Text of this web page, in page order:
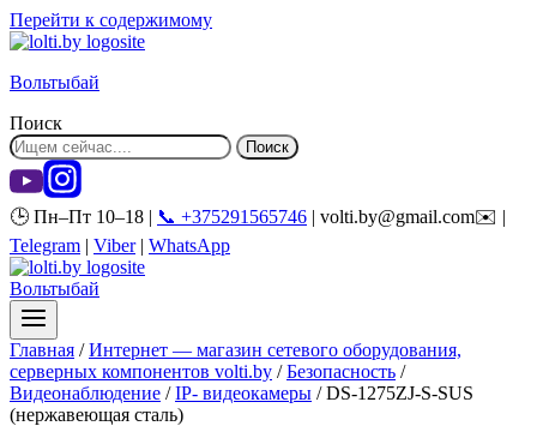
Перейти к содержимому
Вольтыбай
Поиск
Поиск
🕒 Пн–Пт 10–18 | 📞 +375291565746 | volti.by@gmail.com✉️ |
Telegram | Viber| WhatsApp
Вольтыбай
Главная / Интернет — магазин сетевого оборудования,
серверных компонентов volti.by / Безопасность /
Видеонаблюдение / IP- видеокамеры / DS-1275ZJ-S-SUS
(нержавеющая сталь)